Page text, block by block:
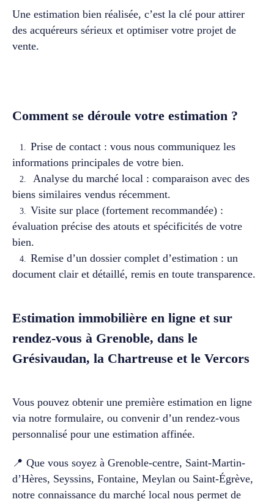
Une estimation bien réalisée, c’est la clé pour attirer
des acquéreurs sérieux et optimiser votre projet de
vente.
Comment se déroule votre estimation ?
Prise de contact : vous nous communiquez les
informations principales de votre bien.
Analyse du marché local : comparaison avec des
biens similaires vendus récemment.
Visite sur place (fortement recommandée) :
évaluation précise des atouts et spécificités de votre
bien.
Remise d’un dossier complet d’estimation : un
document clair et détaillé, remis en toute transparence.
Estimation immobilière en ligne et sur
rendez-vous à Grenoble, dans le
Grésivaudan, la Chartreuse et le Vercors
Vous pouvez obtenir une première estimation en ligne
via notre formulaire, ou convenir d’un rendez-vous
personnalisé pour une estimation affinée.
📍 Que vous soyez à Grenoble-centre, Saint-Martin-
d’Hères, Seyssins, Fontaine, Meylan ou Saint-Égrève,
notre connaissance du marché local nous permet de